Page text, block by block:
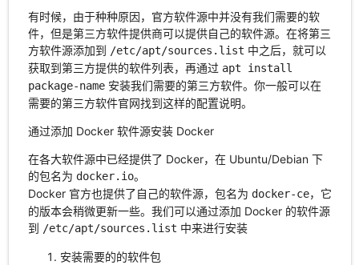
有时候，由于种种原因，官方软件源中并没有我们需要的软
件，但是第三方软件提供商可以提供自己的软件源。在将第三
方软件源添加到 /etc/apt/sources.list 中之后，就可以
获取到第三方提供的软件列表，再通过 apt install
package-name安装我们需要的第三方软件。你一般可以在
需要的第三方软件官网找到这样的配置说明。
通过添加 Docker 软件源安装 Docker
在各大软件源中已经提供了 Docker，在 Ubuntu/Debian 下
的包名为 docker.io。
Docker 官方也提供了自己的软件源，包名为 docker-ce，它
的版本会稍微更新一些。我们可以通过添加 Docker 的软件源
到 /etc/apt/sources.list 中来进行安装
安装需要的的软件包